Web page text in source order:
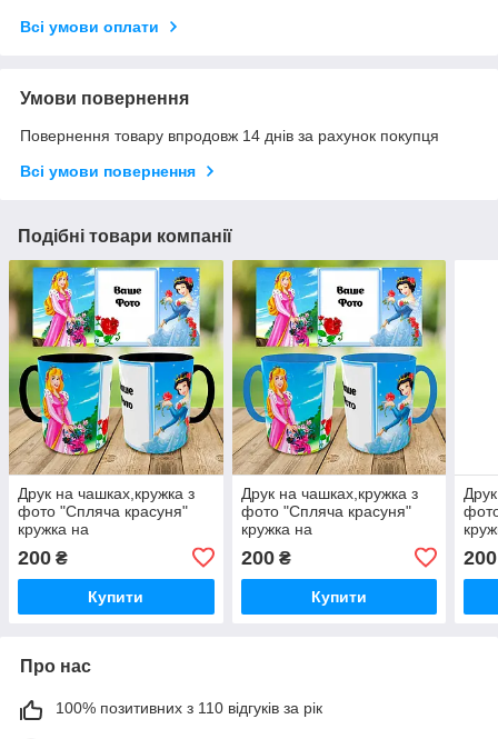
Всі умови оплати
Умови повернення
Повернення товару впродовж 14 днів за рахунок покупця
Всі умови повернення
Подібні товари компанії
Друк на чашках,кружка з
фото "Спляча красуня"
кружка на
подарунок,кружка з вашим
фото
200 ₴
Купити
Друк на чашках,кружка з
фото "Спляча красуня"
кружка на
подарунок,кружка з вашим
фото
200₴
Купити
200
Про нас
100% позитивних з 110 відгуків за рік